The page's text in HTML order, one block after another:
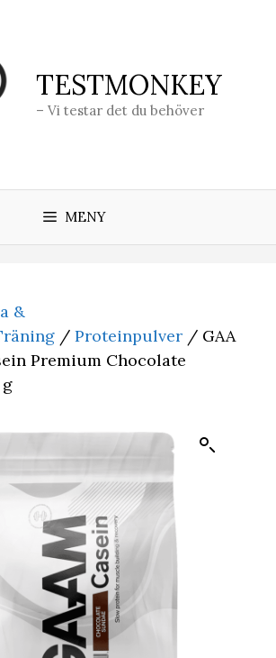
TESTMONKEY
– Vi testar det du behöver
MENY
&
/ Proteinpulver / GAA
Premium Chocolate